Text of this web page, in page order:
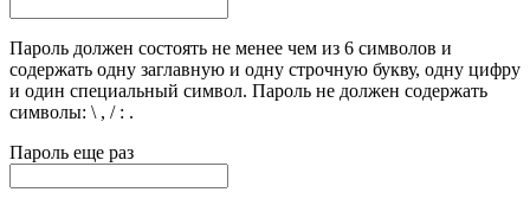
Пароль должен состоять не менее чем из 6 символов и
содержать одну заглавную и одну строчную букву, одну цифру
и один специальный символ. Пароль не должен содержать
символы: \ , / : .
Пароль еще раз